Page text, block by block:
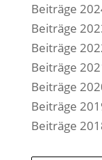
Beiträge
Beiträge
Beiträge
Beiträge
Beiträge
Beiträge
Beiträge